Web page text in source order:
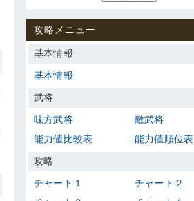
攻略メニュー
基本情報
基本情報
武将
味方武将
敵武将
能力値比較表
能力値順位表
攻略
チャート１
チャート２